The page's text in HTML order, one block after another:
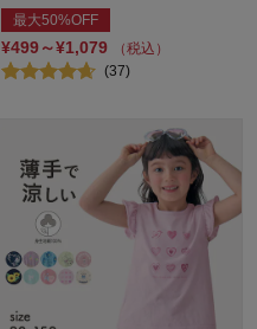
最大50%OFF
¥499～¥1,079
（税込）
(37)